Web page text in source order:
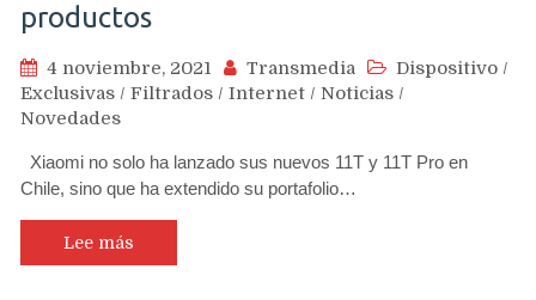
productos
4 noviembre, 2021 Transmedia Dispositivo /
Exclusivas / Filtrados / Internet / Noticias /
Novedades
Xiaomi no solo ha lanzado sus nuevos 11T y 11T Pro en
Chile, sino que ha extendido su portafolio…
Lee más